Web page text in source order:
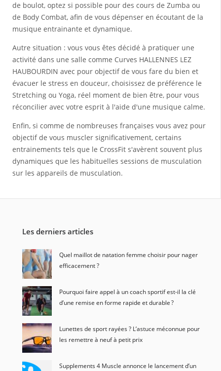
de boulot, optez si possible pour des cours de Zumba ou
de Body Combat, afin de vous dépenser en écoutant de la
musique entrainante et dynamique.
Autre situation : vous vous êtes décidé à pratiquer une
activité dans une salle comme Curves HALLENNES LEZ
HAUBOURDIN avec pour objectif de vous fare du bien et
évacuer le stress en douceur, choisissez de préférence le
Stretching ou Yoga, réel moment de bien être, pour vous
réconcilier avec votre esprit à l'aide d'une musique calme.
Enfin, si comme de nombreuses françaises vous avez pour
objectif de vous muscler significativement, certains
entrainements tels que le CrossFit s'avèrent souvent plus
dynamiques que les habituelles sessions de musculation
sur les appareils de musculation.
Les derniers articles
Quel maillot de natation femme choisir pour nager
efficacement ?
Pourquoi faire appel à un coach sportif est-il la clé
d’une remise en forme rapide et durable ?
Lunettes de sport rayées ? L’astuce méconnue pour
les remettre à neuf à petit prix
Supplements 4 Muscle annonce le lancement d’un